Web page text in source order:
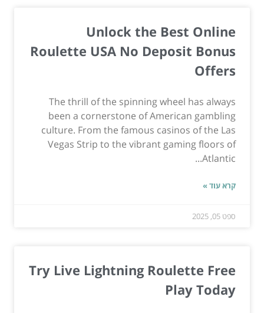
Unlock the Best Online
Roulette USA No Deposit Bonus
Offers
The thrill of the spinning wheel has always
been a cornerstone of American gambling
culture. From the famous casinos of the Las
Vegas Strip to the vibrant gaming floors of
Atlantic...
קרא עוד »
ספט 05, 2025
Try Live Lightning Roulette Free
Play Today